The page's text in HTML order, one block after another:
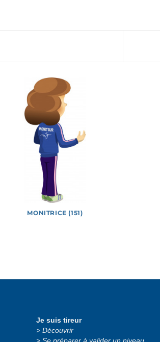
MONITRICE (151)
Je suis tireur
Découvrir